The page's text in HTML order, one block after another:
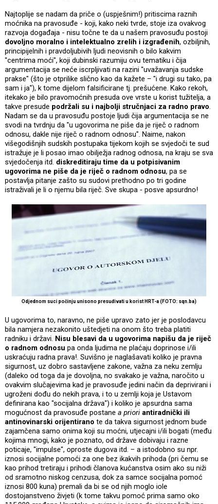
Najtoplije se nadam da priče o (uspješnim!) pritiscima raznih
moćnika na pravosuđe - koji, kako neki tvrde, stoje iza ovakvog
razvoja događaja - nisu točne te da u našem pravosuđu postoji
dovoljno moralno i intelektualno zrelih i izgrađenih, ozbiljnih,
principijelnih i pravdoljubivih ljudi neovisnih o bilo kakvim
"centrima moći", koji dubinski razumiju ovu tematiku i čija
argumentacija se neće iscrpljivati na razini "uvažavanja sudske
prakse" (što je otprilike slično kao da kažete – "i drugi su tako, pa
sam i ja"), k tome dijelom falsificirane tj. prešućene. Kako rekoh,
itekako je bilo pravomoćnih presuda ove vrste u korist tužitelja, a
takve presude podržali su i najbolji stručnjaci za radno pravo.
Nadam se da u pravosuđu postoje ljudi čija argumentacija se ne
svodi na tvrdnju da "u ugovorima ne piše da je riječ o radnom
odnosu, dakle nije riječ o radnom odnosu". Naime, nakon
višegodišnjih sudskih postupaka tijekom kojih se svjedoči te sud
istražuje je li posao imao obilježja radnog odnosa, na kraju se sva
svjedočenja itd. diskreditiraju time da u potpisivanim
ugovorima ne piše da je riječ o radnom odnosu, pa se
postavlja pitanje zašto su sudovi prethodno po tri godine
istraživali je li o njemu bila riječ. Sve skupa - posve apsurdno!
Odjednom suci počinju unisono presuđivati u korist HRT-a (FOTO: sqn.ba)
U ugovorima to, naravno, ne piše upravo zato jer je poslodavcu
bila namjera nezakonito uštedjeti na onom što treba platiti
radniku i državi. Nisu blesavi da u ugovorima napišu da je riječ
o radnom odnosu pa onda ljudima ne plaćaju doprinose i/ili
uskraćuju radna prava!. Suvišno je naglašavati koliko je pravna
sigurnost, uz dobro sastavljene zakone, važna za neku zemlju
(daleko od toga da je dovoljna, no svakako je važna, naročito u
ovakvim slučajevima kad je pravosuđe jedini način da deprivirani i
ugroženi dođu do nekih prava, i to u zemlji koja je Ustavom
definirana kao "socijalna država") i koliko je apsurdna sama
mogućnost da pravosuđe postane a priori antiradnički ili
antinovinarski orijentirano te da takva sigurnost jednom bude
zajamčena samo onima koji su moćni, utjecajni i/ili bogati (među
kojima mnogi, kako je poznato, od države dobivaju i razne
poticaje, "impulse", oproste dugova itd. – a istodobno su npr.
iznosi socijalne pomoći za one bez ikakvih prihoda (pri čemu se
kao prihod tretiraju i prihodi članova kućanstva osim ako su niži
od sramotno niskog cenzusa, dok za samce socijalna pomoć
iznosi 800 kuna) premali da bi se od njih moglo iole
dostojanstveno živjeti (k tome takvu pomoć prima samo oko